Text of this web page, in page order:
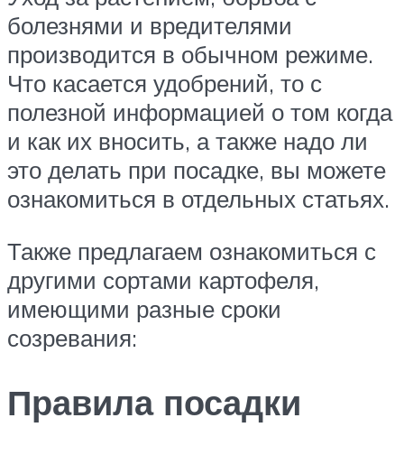
болезнями и вредителями
производится в обычном режиме.
Что касается удобрений, то с
полезной информацией о том когда
и как их вносить, а также надо ли
это делать при посадке, вы можете
ознакомиться в отдельных статьях.
Также предлагаем ознакомиться с
другими сортами картофеля,
имеющими разные сроки
созревания:
Правила посадки